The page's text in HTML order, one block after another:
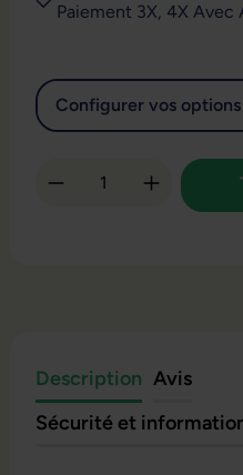
Paiement 3X, 4X Avec
Configurer vos options
Quantité de
Description Avis
Sécurité et